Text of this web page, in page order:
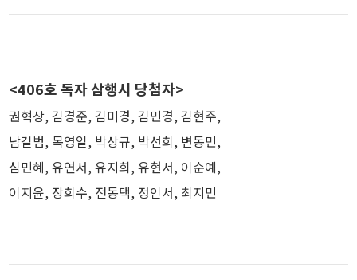
<406호 독자 삼행시 당첨자>
권혁상, 김경준, 김미경, 김민경, 김현주,
남길범, 목영일, 박상규, 박선희, 변동민,
심민혜, 유연서, 유지희, 유현서, 이순예,
이지윤, 장희수, 전동택, 정인서, 최지민